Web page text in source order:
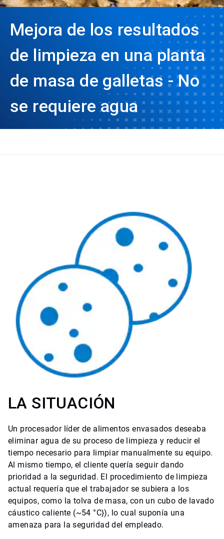
Mejora de los resultados
de limpieza en una planta
de masa de galletas - No
se requiere agua
LA SITUACIÓN
Un procesador líder de alimentos envasados deseaba
eliminar agua de su proceso de limpieza y reducir el
tiempo necesario para limpiar manualmente su equipo.
Al mismo tiempo, el cliente quería seguir dando
prioridad a la seguridad. El procedimiento de limpieza
actual requería que el trabajador se subiera a los
equipos, como la tolva de masa, con un cubo de lavado
cáustico caliente (~54 °C}), lo cual suponía una
amenaza para la seguridad del empleado.